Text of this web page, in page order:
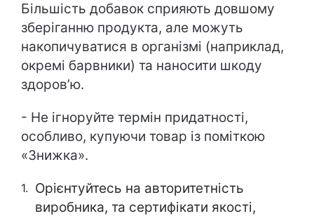
Більшість добавок сприяють довшому
зберіганню продукта, але можуть
накопичуватися в організмі (наприклад,
окремі барвники) та наносити шкоду
здоров’ю.
- Не ігноруйте термін придатності,
особливо, купуючи товар із поміткою
«Знижка».
Орієнтуйтесь на авторитетність
виробника, та сертифікати якості,